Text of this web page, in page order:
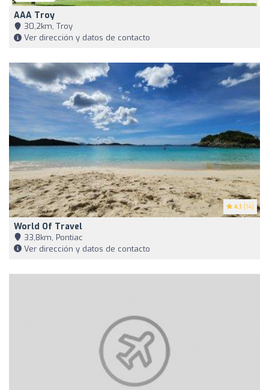
AAA Troy
30,2km, Troy
Ver dirección y datos de contacto
4.1 (14)
World Of Travel
33,8km, Pontiac
Ver dirección y datos de contacto